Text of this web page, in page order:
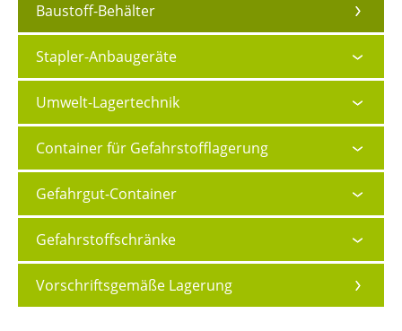
Baustoff-Behälter
Stapler-Anbaugeräte
Umwelt-Lagertechnik
Container für Gefahrstofflagerung
Gefahrgut-Container
Gefahrstoffschränke
Vorschriftsgemäße Lagerung